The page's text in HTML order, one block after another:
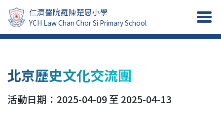
仁濟醫院羅陳楚思小學
YCH Law Chan Chor Si Primary School
北京歷史文化交流團
活動日期：2025-04-09 至 2025-04-13